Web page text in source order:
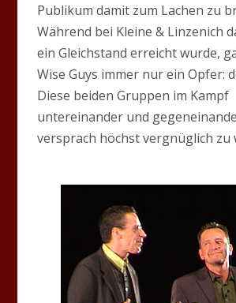
Publikum damit zum Lachen zu
Während bei Kleine & Linzenich
ein Gleichstand erreicht wurde,
Wise Guys immer nur ein Opfer:
Diese beiden Gruppen im Kampf
untereinander und
versprach höchst vergnüglich zu